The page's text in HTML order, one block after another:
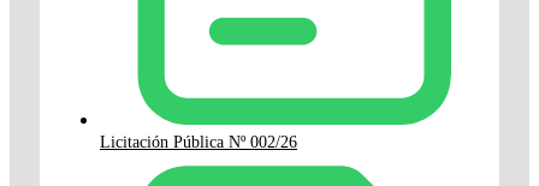
Licitación Pública Nº 002/26